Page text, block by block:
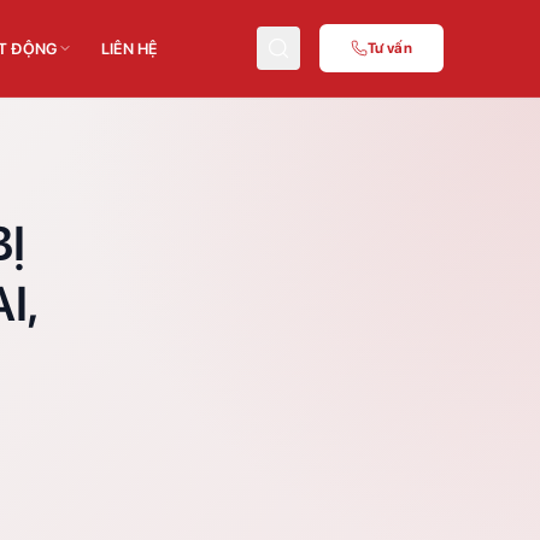
ĐỘNG LIÊN HỆ Tư vấn